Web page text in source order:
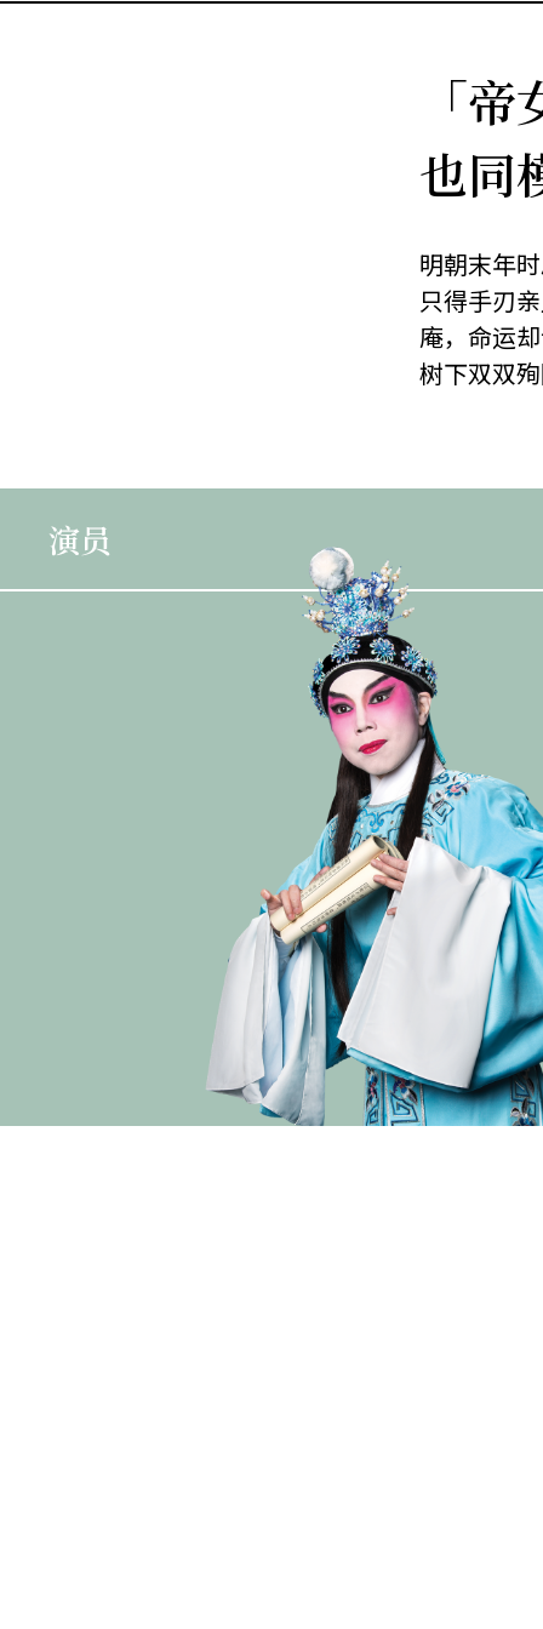
演期二 小册子
「
也同
明朝末年
只得手刃
庵，命运
树下双双
演员